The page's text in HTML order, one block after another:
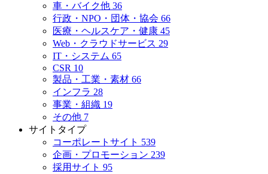
車・バイク他 36
行政・NPO・団体・協会 66
医療・ヘルスケア・健康 45
Web・クラウドサービス 29
IT・システム 65
CSR 10
製品・工業・素材 66
インフラ 28
事業・組織 19
その他 7
サイトタイプ
コーポレートサイト 539
企画・プロモーション 239
採用サイト 95